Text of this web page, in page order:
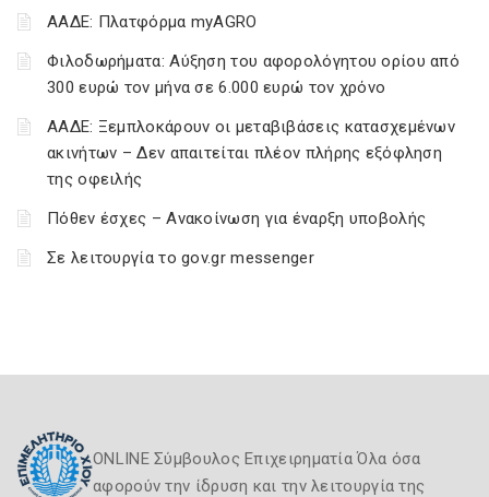
ΑΑΔΕ: Πλατφόρμα myAGRO
Φιλοδωρήματα: Αύξηση του αφορολόγητου ορίου από
300 ευρώ τον μήνα σε 6.000 ευρώ τον χρόνο
ΑΑΔΕ: Ξεμπλοκάρουν οι μεταβιβάσεις κατασχεμένων
ακινήτων – Δεν απαιτείται πλέον πλήρης εξόφληση
της οφειλής
Πόθεν έσχες – Ανακοίνωση για έναρξη υποβολής
Σε λειτουργία το gov.gr messenger
ONLINE Σύμβουλος Επιχειρηματία Όλα όσα
αφορούν την ίδρυση και την λειτουργία της